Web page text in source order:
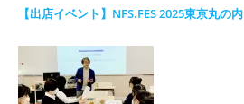
【出店イベント】NFS.FES 2025東京丸の内